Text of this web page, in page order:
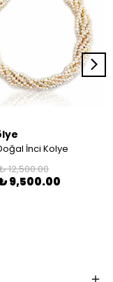
İnci Kolye
12,500.00
9,500.00